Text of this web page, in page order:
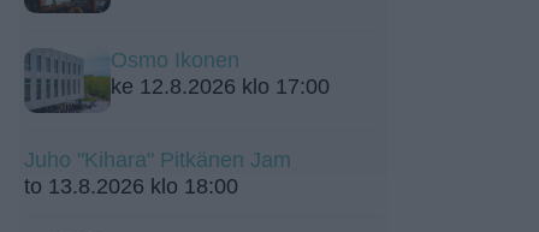
Osmo Ikonen
ke 12.8.2026 klo 17:00
Juho "Kihara" Pitkänen Jam
to 13.8.2026 klo 18:00